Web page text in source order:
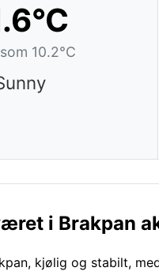
10.2°C
i Brakpan
kjølig og stabilt,